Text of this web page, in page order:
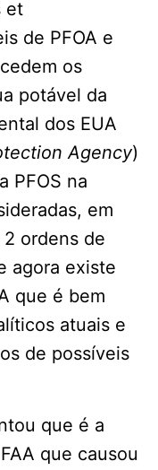
​​et
de PFOA e
os
potável da
dos EUA
Agency)
PFOS na
em
ordens de
agora existe
que é bem
atuais e
de possíveis
que é a
que causou